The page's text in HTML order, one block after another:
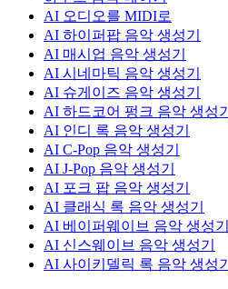
AI 오디오를 MIDI로
AI 하이퍼팝 음악 생성기
AI 매시업 음악 생성기
AI 시네마틱 음악 생성기
AI 슈게이즈 음악 생성기
AI 하드코어 펑크 음악 생성기
AI 인디 록 음악 생성기
AI C-Pop 음악 생성기
AI J-Pop 음악 생성기
AI 포크 팝 음악 생성기
AI 클래식 록 음악 생성기
AI 베이퍼웨이브 음악 생성기
AI 신스웨이브 음악 생성기
AI 사이키델릭 록 음악 생성기